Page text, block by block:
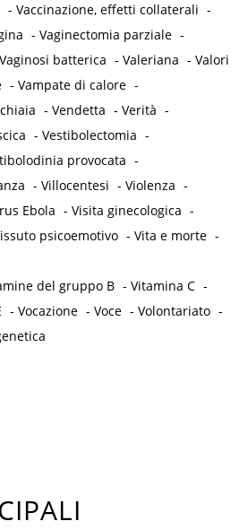
-Vaccinazione, effetti collaterali -
-Vaginectomia parziale -
Vaginosi batterica -Valeriana -Valori
-Vampate di calore -
-Vendetta -Verità -
-Vestibolectomia -
provocata -
-Villocentesi -Violenza -
Ebola -Visita ginecologica -
psicoemotivo -Vita e morte -
del gruppo B -Vitamina C -
-Vocazione -Voce -Volontariato -